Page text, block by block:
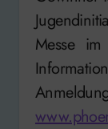
Messe